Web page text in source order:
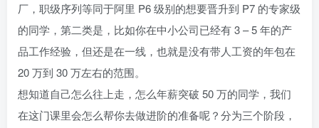
厂，职级序列等同于阿里 P6 级别的想要晋升到 P7 的专家级
的同学，第二类是，比如你在中小公司已经有 3 – 5 年的产
品工作经验，但还是在一线，也就是没有带人工资的年包在
20 万到 30 万左右的范围。
想知道自己怎么往上走，怎么年薪突破 50 万的同学，我们
在这门课里会怎么帮你去做进阶的准备呢？分为三个阶段，